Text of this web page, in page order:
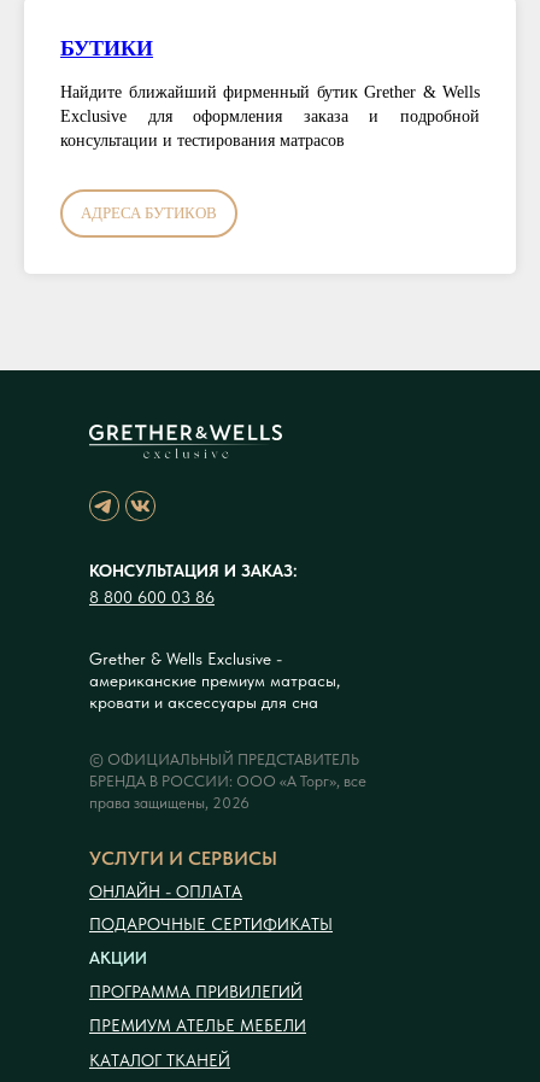
БУТИКИ
Найдите ближайший фирменный бутик Grether & Wells
Exclusive для оформления заказа и подробной
консультации и тестирования матрасов
АДРЕСА БУТИКОВ
КОНСУЛЬТАЦИЯ И ЗАКАЗ:
8 800 600 03 86
Grether & Wells Exclusive -
американские премиум матрасы,
кровати и аксессуары для сна
© ОФИЦИАЛЬНЫЙ ПРЕДСТАВИТЕЛЬ
БРЕНДА В РОССИИ: ООО «А Торг», все
права защищены, 2026
УСЛУГИ И СЕРВИСЫ
АКЦИИ
ОНЛАЙН - ОПЛАТА
ПОДАРОЧНЫЕ СЕРТИФИКАТЫ
ПРОГРАММА ПРИВИЛЕГИЙ
ПРЕМИУМ АТЕЛЬЕ МЕБЕЛИ
КАТАЛОГ ТКАНЕЙ